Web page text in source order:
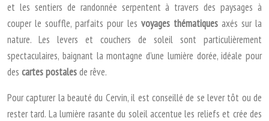
et les sentiers de randonnée serpentent à travers des paysages à
couper le souffle, parfaits pour les voyages thématiques axés sur la
nature. Les levers et couchers de soleil sont particulièrement
spectaculaires, baignant la montagne d’une lumière dorée, idéale pour
des cartes postalesde rêve.
Pour capturer la beauté du Cervin, il est conseillé de se lever tôt ou de
rester tard. La lumière rasante du soleil accentue les reliefs et crée des